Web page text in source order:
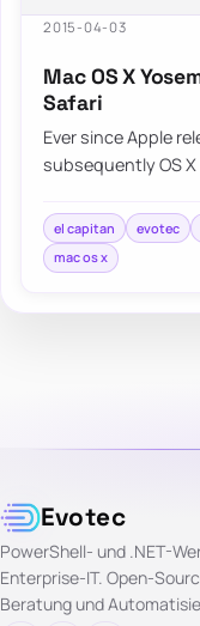
2015-04-03
Mac OS X
Safari
Ever since Apple
subsequently OS
el capitan evotec
mac os x
Evotec
PowerShell- und .NET-
Enterprise-IT. Open-
Beratung und